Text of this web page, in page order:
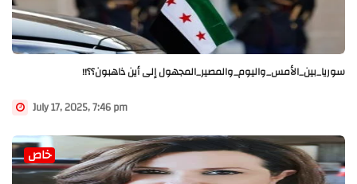
سوريا_بين_الأمس_واليوم_والمصير_المجهول إلى أين ذاهبون؟؟!!
July 17, 2025, 7:46 pm
خاص